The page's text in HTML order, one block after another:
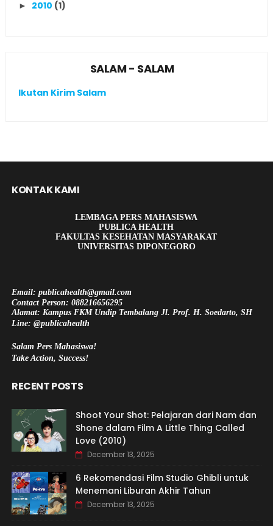
► 2010 (1)
SALAM - SALAM
Ikutan Kirim Salam
KONTAK KAMI
LEMBAGA PERS MAHASISWA
PUBLICA HEALTH
FAKULTAS KESEHATAN MASYARAKAT
UNIVERSITAS DIPONEGORO
Email: publicahealth@gmail.com
Contact Person: 088216656295
Alamat: Kampus FKM Undip Tembalang Jl. Prof. H. Soedarto, SH
Line: @publicahealth
Salam Pers Mahasiswa!
Take Action, Success!
RECENT POSTS
Shoot Your Shot: Pelajaran dari Nam dan
Shone dalam Film A Little Thing Called
Love (2010)
December 13, 2025
6 Rekomendasi Film Studio Ghibli untuk
Menemani Liburan Akhir Tahun
December 13, 2025